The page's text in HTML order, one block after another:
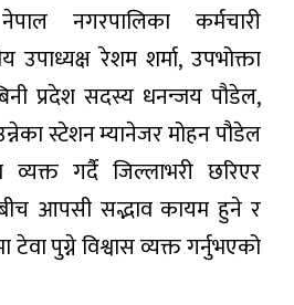
नगरपालिका कर्मचारी
उपाध्यक्ष रेशम शर्मा, उपभोक्ता
प्रदेश सदस्य धनन्जय पौडेल,
स्टेशन म्यानेजर मोहन पौडेल
गर्दै जिल्लाभरी छरिएर
आपसी सद्भाव कायम हुने र
पुग्ने विश्वास व्यक्त गर्नुभएको